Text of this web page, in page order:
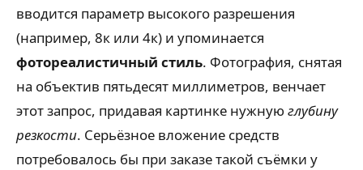
вводится параметр высокого разрешения
(например, 8к или 4к) и упоминается
фотореалистичный стиль. Фотография, снятая
на объектив пятьдесят миллиметров, венчает
этот запрос, придавая картинке нужную глубину
резкости. Серьёзное вложение средств
потребовалось бы при заказе такой съёмки у